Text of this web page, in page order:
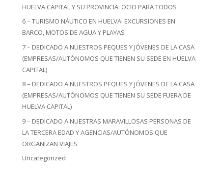
HUELVA CAPITAL Y SU PROVINCIA: OCIO PARA TODOS
6 – TURISMO NÁUTICO EN HUELVA: EXCURSIONES EN
BARCO, MOTOS DE AGUA Y PLAYAS
7 – DEDICADO A NUESTROS PEQUES Y JÓVENES DE LA CASA
(EMPRESAS/AUTÓNOMOS QUE TIENEN SU SEDE EN HUELVA
CAPITAL)
8 – DEDICADO A NUESTROS PEQUES Y JÓVENES DE LA CASA
(EMPRESAS/AUTÓNOMOS QUE TIENEN SU SEDE FUERA DE
HUELVA CAPITAL)
9 – DEDICADO A NUESTRAS MARAVILLOSAS PERSONAS DE
LA TERCERA EDAD Y AGENCIAS/AUTÓNOMOS QUE
ORGANIZAN VIAJES
Uncategorized